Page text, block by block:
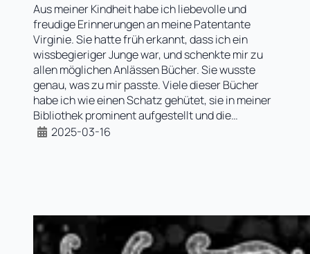
Aus meiner Kindheit habe ich liebevolle und
freudige Erinnerungen an meine Patentante
Virginie. Sie hatte früh erkannt, dass ich ein
wissbegieriger Junge war, und schenkte mir zu
allen möglichen Anlässen Bücher. Sie wusste
genau, was zu mir passte. Viele dieser Bücher
habe ich wie einen Schatz gehütet, sie in meiner
Bibliothek prominent aufgestellt und die…
2025-03-16